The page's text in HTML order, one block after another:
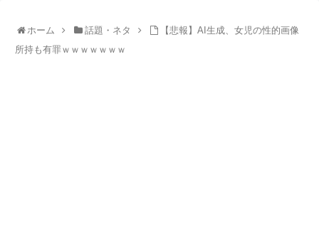
ホーム 話題・ネタ
【悲報】AI生成、女児の性的画像
所持も有罪ｗｗｗｗｗｗｗ